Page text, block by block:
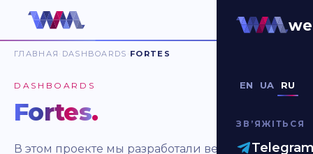
EN UA RU
ЗВʼЯЖІТЬСЯ
ГЛАВНАЯ DASHBOARDS FORTES
DASHBOARDS
Fortes.
В этом проекте мы разработали веб-